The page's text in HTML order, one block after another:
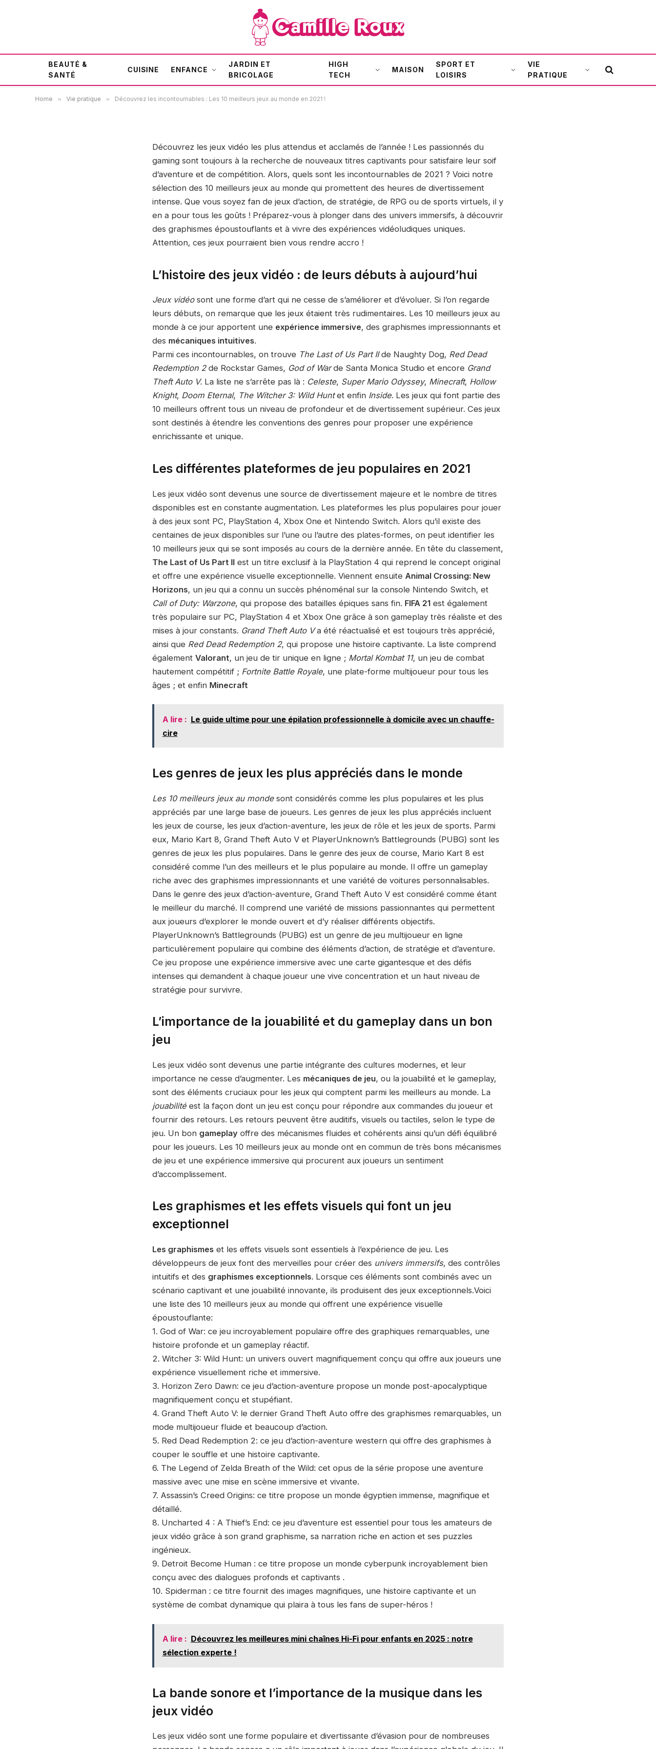
BEAUTÉ &
SANTÉ
CUISINE ENFANCE
JARDIN ET
BRICOLAGE
HIGH
TECH
MAISON
SPORT ET
LOISIRS
VIE
PRATIQUE
Home » Vie pratique » Découvrez les incontournables : Les 10 meilleurs jeux au monde en 2021 !
Découvrez les incontournables : Les 10 meilleurs jeux
au monde en 2021 !
VIE PRATIQUE 31 août 2023
Découvrez les jeux vidéo les plus attendus et acclamés de l’année ! Les passionnés du
gaming sont toujours à la recherche de nouveaux titres captivants pour satisfaire leur soif
d’aventure et de compétition. Alors, quels sont les incontournables de 2021 ? Voici notre
sélection des 10 meilleurs jeux au monde qui promettent des heures de divertissement
intense. Que vous soyez fan de jeux d’action, de stratégie, de RPG ou de sports virtuels, il y
en a pour tous les goûts ! Préparez-vous à plonger dans des univers immersifs, à découvrir
des graphismes époustouflants et à vivre des expériences vidéoludiques uniques.
Attention, ces jeux pourraient bien vous rendre accro !
L’histoire des jeux vidéo : de leurs débuts à aujourd’hui
Jeux vidéosont une forme d’art qui ne cesse de s’améliorer et d’évoluer. Si l’on regarde
leurs débuts, on remarque que les jeux étaient très rudimentaires. Les 10 meilleurs jeux au
monde à ce jour apportent une expérience immersive, des graphismes impressionnants et
des mécaniques intuitives.
Parmi ces incontournables, on trouve The Last of Us Part IIde Naughty Dog, Red Dead
Redemption 2de Rockstar Games, God of Warde Santa Monica Studio et encore Grand
Theft Auto V. La liste ne s’arrête pas là : Celeste, Super Mario Odyssey, Minecraft, Hollow
Knight, Doom Eternal, The Witcher 3: Wild Huntet enfin Inside. Les jeux qui font partie des
10 meilleurs offrent tous un niveau de profondeur et de divertissement supérieur. Ces jeux
sont destinés à étendre les conventions des genres pour proposer une expérience
enrichissante et unique.
Les différentes plateformes de jeu populaires en 2021
Les jeux vidéo sont devenus une source de divertissement majeure et le nombre de titres
disponibles est en constante augmentation. Les plateformes les plus populaires pour jouer
à des jeux sont PC, PlayStation 4, Xbox One et Nintendo Switch. Alors qu’il existe des
centaines de jeux disponibles sur l’une ou l’autre des plates-formes, on peut identifier les
10 meilleurs jeux qui se sont imposés au cours de la dernière année. En tête du classement,
The Last of Us Part II est un titre exclusif à la PlayStation 4 qui reprend le concept original
et offre une expérience visuelle exceptionnelle. Viennent ensuite Animal Crossing: New
Horizons, un jeu qui a connu un succès phénoménal sur la console Nintendo Switch, et
Call of Duty: Warzone, qui propose des batailles épiques sans fin. FIFA 21 est également
très populaire sur PC, PlayStation 4 et Xbox One grâce à son gameplay très réaliste et des
mises à jour constants. Grand Theft Auto Va été réactualisé et est toujours très apprécié,
ainsi que Red Dead Redemption 2, qui propose une histoire captivante. La liste comprend
également Valorant, un jeu de tir unique en ligne ; Mortal Kombat 11, un jeu de combat
hautement compétitif ; Fortnite Battle Royale, une plate-forme multijoueur pour tous les
âges ; et enfin Minecraft
A lire : Le guide ultime pour une épilation professionnelle à domicile avec un chauffe-
cire
Les genres de jeux les plus appréciés dans le monde
Les 10 meilleurs jeux au mondesont considérés comme les plus populaires et les plus
appréciés par une large base de joueurs. Les genres de jeux les plus appréciés incluent
les jeux de course, les jeux d’action-aventure, les jeux de rôle et les jeux de sports. Parmi
eux, Mario Kart 8, Grand Theft Auto V et PlayerUnknown’s Battlegrounds (PUBG) sont les
genres de jeux les plus populaires. Dans le genre des jeux de course, Mario Kart 8 est
considéré comme l’un des meilleurs et le plus populaire au monde. Il offre un gameplay
riche avec des graphismes impressionnants et une variété de voitures personnalisables.
Dans le genre des jeux d’action-aventure, Grand Theft Auto V est considéré comme étant
le meilleur du marché. Il comprend une variété de missions passionnantes qui permettent
aux joueurs d’explorer le monde ouvert et d’y réaliser différents objectifs.
PlayerUnknown’s Battlegrounds (PUBG) est un genre de jeu multijoueur en ligne
particulièrement populaire qui combine des éléments d’action, de stratégie et d’aventure.
Ce jeu propose une expérience immersive avec une carte gigantesque et des défis
intenses qui demandent à chaque joueur une vive concentration et un haut niveau de
stratégie pour survivre.
L’importance de la jouabilité et du gameplay dans un bon
jeu
Les jeux vidéo sont devenus une partie intégrante des cultures modernes, et leur
importance ne cesse d’augmenter. Les mécaniques de jeu, ou la jouabilité et le gameplay,
sont des éléments cruciaux pour les jeux qui comptent parmi les meilleurs au monde. La
jouabilitéest la façon dont un jeu est conçu pour répondre aux commandes du joueur et
fournir des retours. Les retours peuvent être auditifs, visuels ou tactiles, selon le type de
jeu. Un bon gameplay offre des mécanismes fluides et cohérents ainsi qu’un défi équilibré
pour les joueurs. Les 10 meilleurs jeux au monde ont en commun de très bons mécanismes
de jeu et une expérience immersive qui procurent aux joueurs un sentiment
d’accomplissement.
Les graphismes et les effets visuels qui font un jeu
exceptionnel
Les graphismes et les effets visuels sont essentiels à l’expérience de jeu. Les
développeurs de jeux font des merveilles pour créer des univers immersifs, des contrôles
intuitifs et des graphismes exceptionnels. Lorsque ces éléments sont combinés avec un
scénario captivant et une jouabilité innovante, ils produisent des jeux exceptionnels.Voici
une liste des 10 meilleurs jeux au monde qui offrent une expérience visuelle
époustouflante:
1. God of War: ce jeu incroyablement populaire offre des graphiques remarquables, une
histoire profonde et un gameplay réactif.
2. Witcher 3: Wild Hunt: un univers ouvert magnifiquement conçu qui offre aux joueurs une
expérience visuellement riche et immersive.
3. Horizon Zero Dawn: ce jeu d’action-aventure propose un monde post-apocalyptique
magnifiquement conçu et stupéfiant.
4. Grand Theft Auto V: le dernier Grand Theft Auto offre des graphismes remarquables, un
mode multijoueur fluide et beaucoup d’action.
5. Red Dead Redemption 2: ce jeu d’action-aventure western qui offre des graphismes à
couper le souffle et une histoire captivante.
6. The Legend of Zelda Breath of the Wild: cet opus de la série propose une aventure
massive avec une mise en scène immersive et vivante.
7. Assassin’s Creed Origins: ce titre propose un monde égyptien immense, magnifique et
détaillé.
8. Uncharted 4 : A Thief’s End: ce jeu d’aventure est essentiel pour tous les amateurs de
jeux vidéo grâce à son grand graphisme, sa narration riche en action et ses puzzles
ingénieux.
9. Detroit Become Human : ce titre propose un monde cyberpunk incroyablement bien
conçu avec des dialogues profonds et captivants .
10. Spiderman : ce titre fournit des images magnifiques, une histoire captivante et un
système de combat dynamique qui plaira à tous les fans de super-héros !
A lire : Découvrez les meilleures mini chaînes Hi-Fi pour enfants en 2025 : notre
sélection experte !
La bande sonore et l’importance de la musique dans les
jeux vidéo
Les jeux vidéo sont une forme populaire et divertissante d’évasion pour de nombreuses